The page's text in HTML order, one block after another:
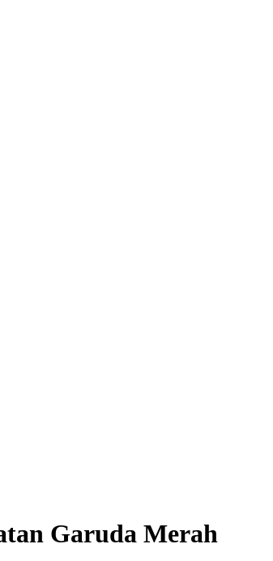
Garuda Merah